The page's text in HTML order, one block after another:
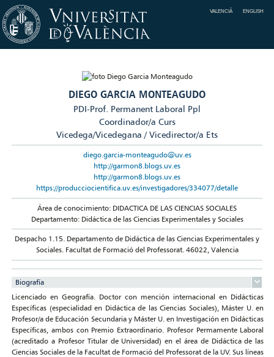
VALENCIÀ ENGLISH
DIEGO GARCIA MONTEAGUDO
PDI-Prof. Permanent Laboral Ppl
Coordinador/a Curs
Vicedega/Vicedegana / Vicedirector/a Ets
diego.garcia-monteagudo@uv.es
http://garmon8.blogs.uv.es
http://garmon8.blogs.uv.es
https://producciocientifica.uv.es/investigadores/334077/detalle
Área de conocimiento: DIDACTICA DE LAS CIENCIAS SOCIALES
Departamento: Didáctica de las Ciencias Experimentales y Sociales
Despacho 1.15. Departamento de Didáctica de las Ciencias Experimentales y
Sociales. Facultat de Formació del Professorat. 46022, Valencia
Biografía
Licenciado en Geografía. Doctor con mención internacional en Didácticas
Específicas (especialidad en Didáctica de las Ciencias Sociales), Máster U. en
Profesor/a de Educación Secundaria y Máster U. en Investigación en Didácticas
Específicas, ambos con Premio Extraordinario. Profesor Permamente Laboral
(acreditado a Profesor Titular de Universidad) en el área de Didáctica de las
Ciencias Sociales de la Facultat de Formació del Professorat de la UV. Sus líneas